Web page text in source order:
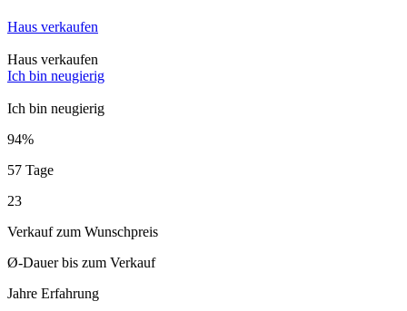
Haus verkaufen
Haus verkaufen
Ich bin neugierig
Ich bin neugierig
94%
57 Tage
23
Verkauf zum Wunschpreis
Ø-Dauer bis zum Verkauf
Jahre Erfahrung